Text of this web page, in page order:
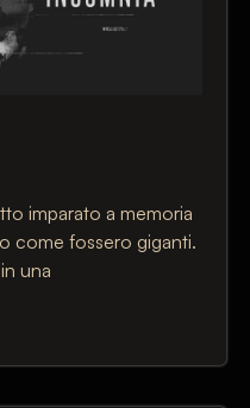
imparato a memoria
come fossero giganti.
una